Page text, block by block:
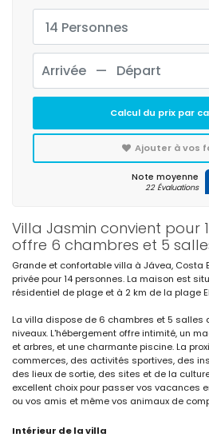
Villa Jasmin convient pour
offre 6 chambres et 5
Grande et confortable villa à Jávea, Costa
privée pour 14 personnes. La maison est
résidentiel de plage et à 2 km de la plage
La villa dispose de 6 chambres et 5 salles
niveaux. L'hébergement offre intimité, un
et arbres, et une charmante piscine. La
commerces, des activités sportives, des
des lieux de sortie, des sites et de la
excellent choix pour passer vos vacances
ou vos amis et même vos animaux de
Intérieur de la villa
14 Personnes
Calcul du prix par
Ajouter à vos
Note moyenne
22 Évaluations